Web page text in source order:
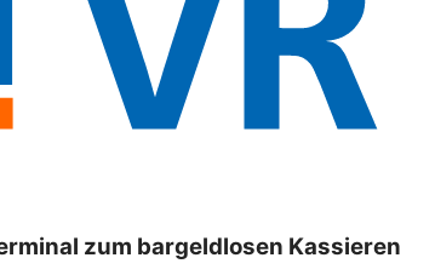
zum bargeldlosen Kassieren